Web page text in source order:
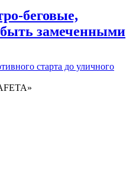
беговые,
замеченными
старта до уличного